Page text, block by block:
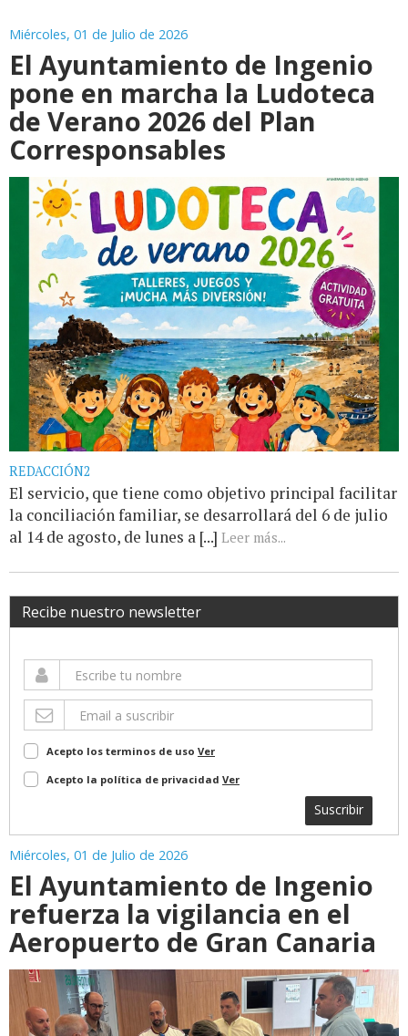
Miércoles, 01 de Julio de 2026
El Ayuntamiento de Ingenio
pone en marcha la Ludoteca
de Verano 2026 del Plan
Corresponsables
REDACCIÓN2
El servicio, que tiene como objetivo principal facilitar
la conciliación familiar, se desarrollará del 6 de julio
al 14 de agosto, de lunes a [...] Leer más...
Recibe nuestro newsletter
Acepto los terminos de uso Ver
Acepto la política de privacidad Ver
Suscribir
Miércoles, 01 de Julio de 2026
El Ayuntamiento de Ingenio
refuerza la vigilancia en el
Aeropuerto de Gran Canaria